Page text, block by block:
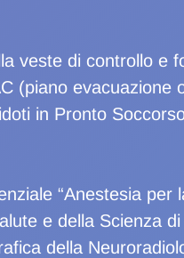
veste di controllo e
(piano evacuazione
in Pronto
“Anestesia per
e della Scienza
della